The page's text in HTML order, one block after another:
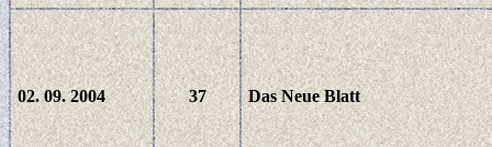
02. 09. 2004 37 Das Neue Blatt